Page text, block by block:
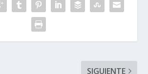
SIGUIENTE